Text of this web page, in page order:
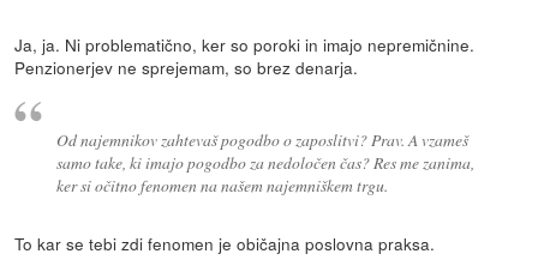
Ja, ja. Ni problematično, ker so poroki in imajo nepremičnine.
Penzionerjev ne sprejemam, so brez denarja.
Od najemnikov zahtevaš pogodbo o zaposlitvi? Prav. A vzameš
samo take, ki imajo pogodbo za nedoločen čas? Res me zanima,
ker si očitno fenomen na našem najemniškem trgu.
To kar se tebi zdi fenomen je običajna poslovna praksa.